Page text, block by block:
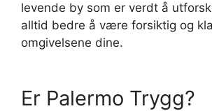
levende by som er verdt å
alltid bedre å være forsiktig og
omgivelsene dine.
Er Palermo Trygg?